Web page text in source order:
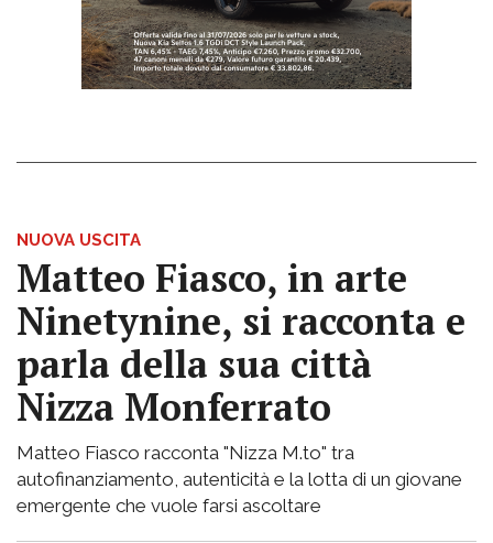
NUOVA USCITA
Matteo Fiasco, in arte
Ninetynine, si racconta e
parla della sua città
Nizza Monferrato
Matteo Fiasco racconta "Nizza M.to" tra
autofinanziamento, autenticità e la lotta di un giovane
emergente che vuole farsi ascoltare